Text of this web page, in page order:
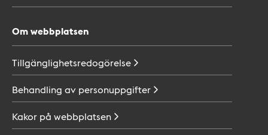
Om webbplatsen
Tillgänglighetsredogörelse
Behandling av personuppgifter
Kakor på webbplatsen